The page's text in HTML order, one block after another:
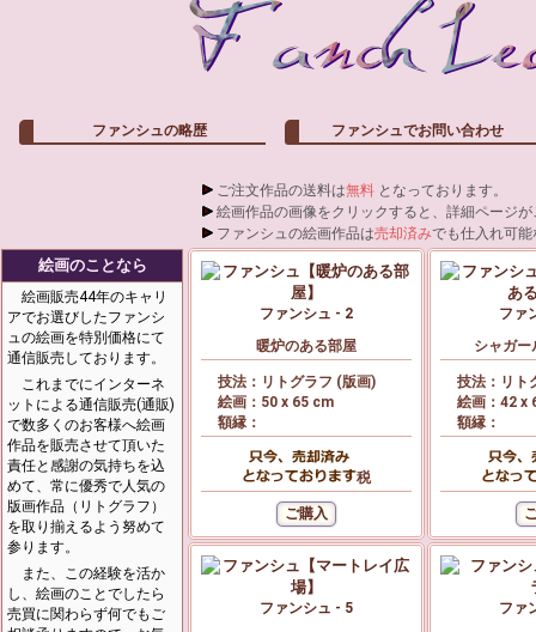
ファンシュの略歴 ファンシュでお問い合わせ
ご注文作品の送料は無料 となっております。
絵画作品の画像をクリックすると、詳細ページ
ファンシュの絵画作品は売却済みでも仕入れ可
絵画のことなら
絵画販売44年のキャリ
アでお選びしたファンシ
ュの絵画を特別価格にて
通信販売しております。
これまでにインターネ
ットによる通信販売(通販)
で数多くのお客様へ絵画
作品を販売させて頂いた
責任と感謝の気持ちを込
めて、常に優秀で人気の
版画作品（リトグラフ）
を取り揃えるよう努めて
参ります。
また、この経験を活か
し、絵画のことでしたら
売買に関わらず何でもご
ファンシュ - 2
暖炉のある部屋
技法：リトグラフ (版画)
絵画：50 x 65 cm
額縁：
税
ファ
シャガー
技法：リト
絵画：42 x
額縁：
ファンシュ - 5
ファ